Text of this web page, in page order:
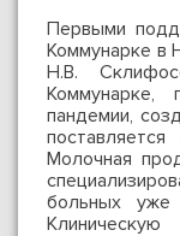
Первыми
Коммунарке в
Н.В.
Коммунарке,
пандемии,
Молочная
больных уже